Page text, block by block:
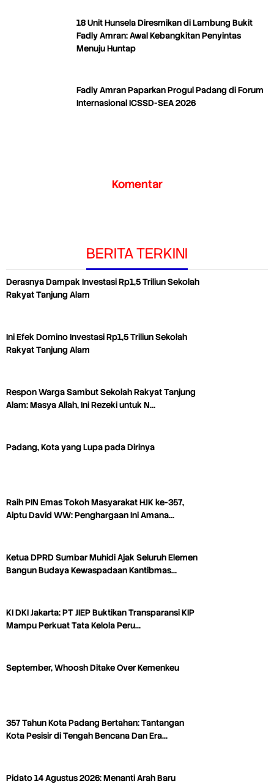
18 Unit Hunsela Diresmikan di Lambung Bukit
Fadly Amran: Awal Kebangkitan Penyintas
Menuju Huntap
Fadly Amran Paparkan Progul Padang di Forum
Internasional ICSSD-SEA 2026
Komentar
BERITA TERKINI
Derasnya Dampak Investasi Rp1,5 Triliun Sekolah
Rakyat Tanjung Alam
Ini Efek Domino Investasi Rp1,5 Triliun Sekolah
Rakyat Tanjung Alam
Respon Warga Sambut Sekolah Rakyat Tanjung
Alam: Masya Allah, Ini Rezeki untuk N…
Padang, Kota yang Lupa pada Dirinya
Raih PIN Emas Tokoh Masyarakat HJK ke-357,
Aiptu David WW: Penghargaan Ini Amana…
Ketua DPRD Sumbar Muhidi Ajak Seluruh Elemen
Bangun Budaya Kewaspadaan Kantibmas…
KI DKI Jakarta: PT JIEP Buktikan Transparansi KIP
Mampu Perkuat Tata Kelola Peru…
September, Whoosh Ditake Over Kemenkeu
357 Tahun Kota Padang Bertahan: Tantangan
Kota Pesisir di Tengah Bencana Dan Era…
Pidato 14 Agustus 2026: Menanti Arah Baru